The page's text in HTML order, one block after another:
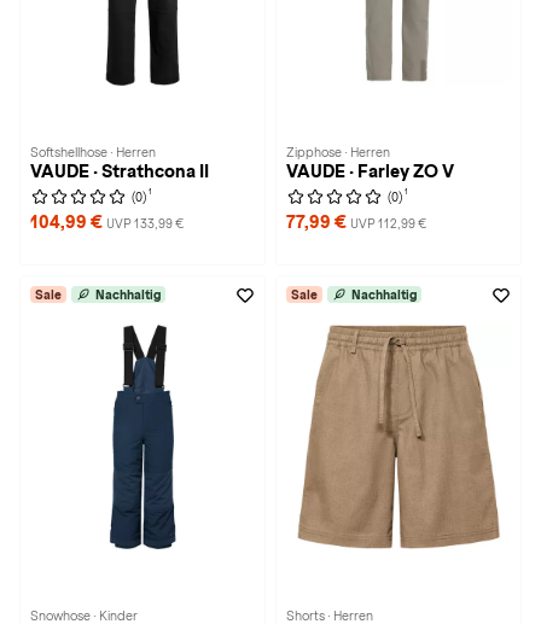
Softshellhose · Herren
VAUDE · Strathcona II
(0) 1
104,99 € UVP 133,99 €
Zipphose · Herren
VAUDE · Farley ZO V
(0) 1
77,99 € UVP 112,99 €
Sale Nachhaltig
Snowhose · Kinder
Sale Nachhaltig
Shorts · Herren